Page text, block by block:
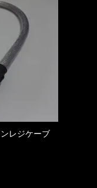
レジケーブ